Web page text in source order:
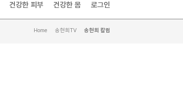
건강한 피부 건강한 몸 로그인
Home 송현희TV 송현희 칼럼